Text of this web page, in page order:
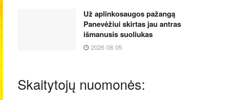
Už aplinkosaugos pažangą
Panevėžiui skirtas jau antras
išmanusis suoliukas
2026 08 05
Skaitytojų nuomonės: